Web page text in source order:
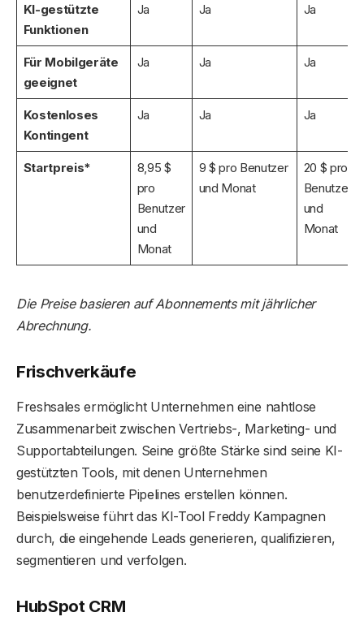
KI-gestützte
Funktionen
Ja Ja Ja
Für Mobilgeräte
geeignet
Ja Ja Ja
Kostenloses
Kontingent
Ja Ja Ja
Startpreis*
8,95 $
pro
Benutzer
und
Monat
9 $ pro Benutzer
und Monat
20 $ pro
Benutzer
und
Monat
Die Preise basieren auf Abonnements mit jährlicher
Abrechnung.
Frischverkäufe
Freshsales ermöglicht Unternehmen eine nahtlose
Zusammenarbeit zwischen Vertriebs-, Marketing- und
Supportabteilungen. Seine größte Stärke sind seine KI-
gestützten Tools, mit denen Unternehmen
benutzerdefinierte Pipelines erstellen können.
Beispielsweise führt das KI-Tool Freddy Kampagnen
durch, die eingehende Leads generieren, qualifizieren,
segmentieren und verfolgen.
HubSpot CRM